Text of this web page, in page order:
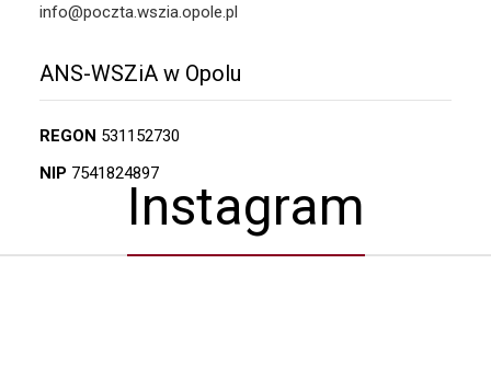
info@poczta.wszia.opole.pl
ANS-WSZiA w Opolu
REGON 531152730
NIP 7541824897
Instagram